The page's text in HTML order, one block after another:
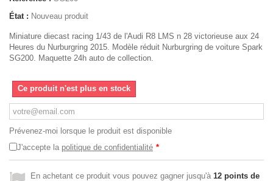
État : Nouveau produit
Miniature diecast racing 1/43 de l'Audi R8 LMS n 28 victorieuse aux 24
Heures du Nurburgring 2015. Modèle réduit Nurburgring de voiture Spark
SG200. Maquette 24h auto de collection.
Ce produit n'est plus en stock
Prévenez-moi lorsque le produit est disponible
J'accepte la politique de confidentialité *
En achetant ce produit vous pouvez gagner jusqu'à 12 points de